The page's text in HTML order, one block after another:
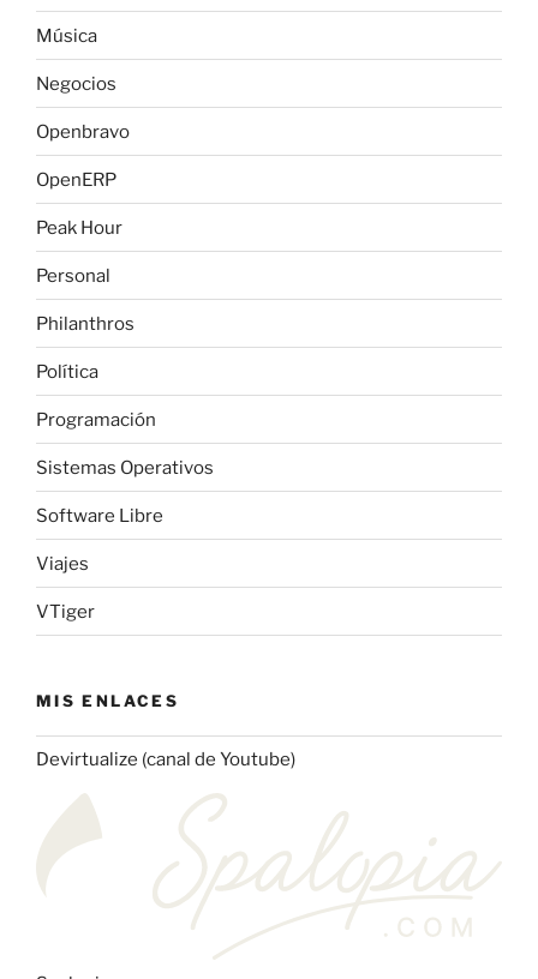
Música
Negocios
Openbravo
OpenERP
Peak Hour
Personal
Philanthros
Política
Programación
Sistemas Operativos
Software Libre
Viajes
VTiger
MIS ENLACES
Devirtualize (canal de Youtube)